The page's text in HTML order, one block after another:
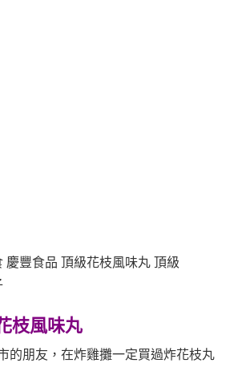
枝風味丸
的朋友，在炸雞攤一定買過炸花枝丸